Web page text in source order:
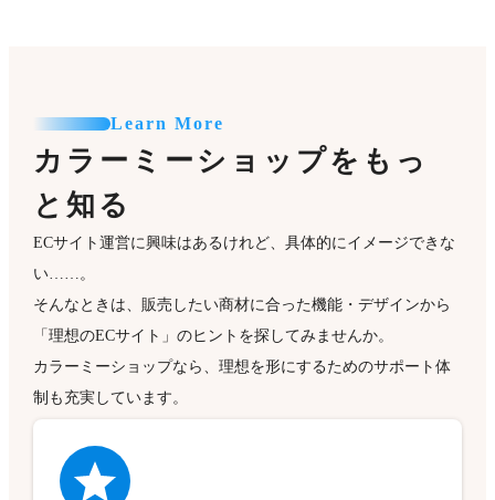
Learn More
カラーミーショップをもっ
と知る
ECサイト運営に興味はあるけれど、具体的にイメージできな
い……。
そんなときは、販売したい商材に合った機能・デザインから
「理想のECサイト」のヒントを探してみませんか。
カラーミーショップなら、理想を形にするためのサポート体
制も充実しています。